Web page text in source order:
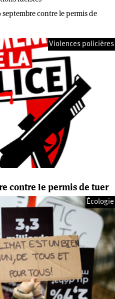
septembre contre le permis de
Violences policières
contre le permis de tuer
Écologie